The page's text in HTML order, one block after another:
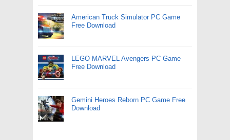
American Truck Simulator PC Game
Free Download
LEGO MARVEL Avengers PC Game
Free Download
Gemini Heroes Reborn PC Game Free
Download